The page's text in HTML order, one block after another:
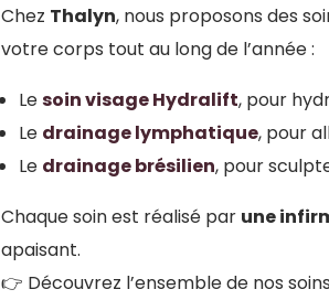
Chez Thalyn, nous proposons des
votre corps tout au long de l’année :
Lesoin visage Hydralift, pour
Le drainage lymphatique, pour
Le drainage brésilien, pour
Chaque soin est réalisé par une
apaisant.
👉 Découvrez l’ensemble de nos